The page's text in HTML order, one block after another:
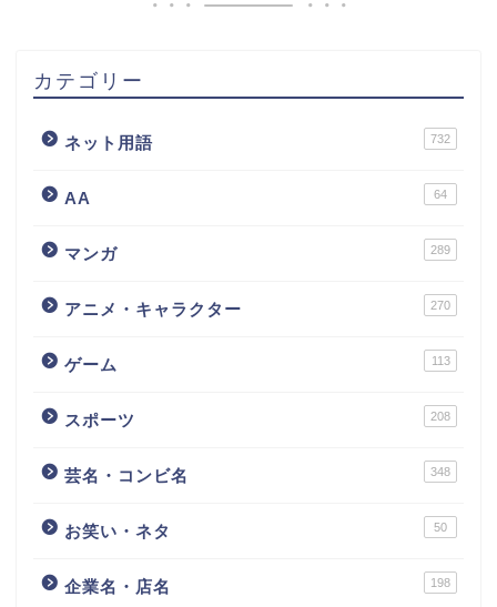
カテゴリー
ネット用語 732
AA 64
マンガ 289
アニメ・キャラクター 270
ゲーム 113
スポーツ 208
芸名・コンビ名 348
お笑い・ネタ 50
企業名・店名 198